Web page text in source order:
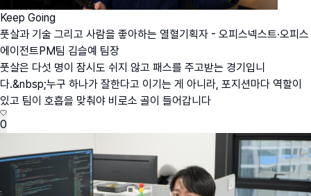
Keep Going
풋살과 기술 그리고 사람을 좋아하는 열혈기획자 - 오피스넥스트·오피스
에이전트PM팀 김슬예 팀장
풋살은 다섯 명이 잠시도 쉬지 않고 패스를 주고받는 경기입니
다.&nbsp;누구 하나가 잘한다고 이기는 게 아니라, 포지션마다 역할이
있고 팀이 호흡을 맞춰야 비로소 골이 들어갑니다
0